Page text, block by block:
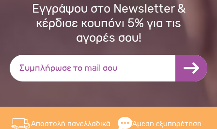
Εγγράψου στο Newsletter &
κέρδισε κουπόνι 5% για τις
αγορές σου!
Αποστολή πανελλαδικά Άμεση εξυπηρέτηση